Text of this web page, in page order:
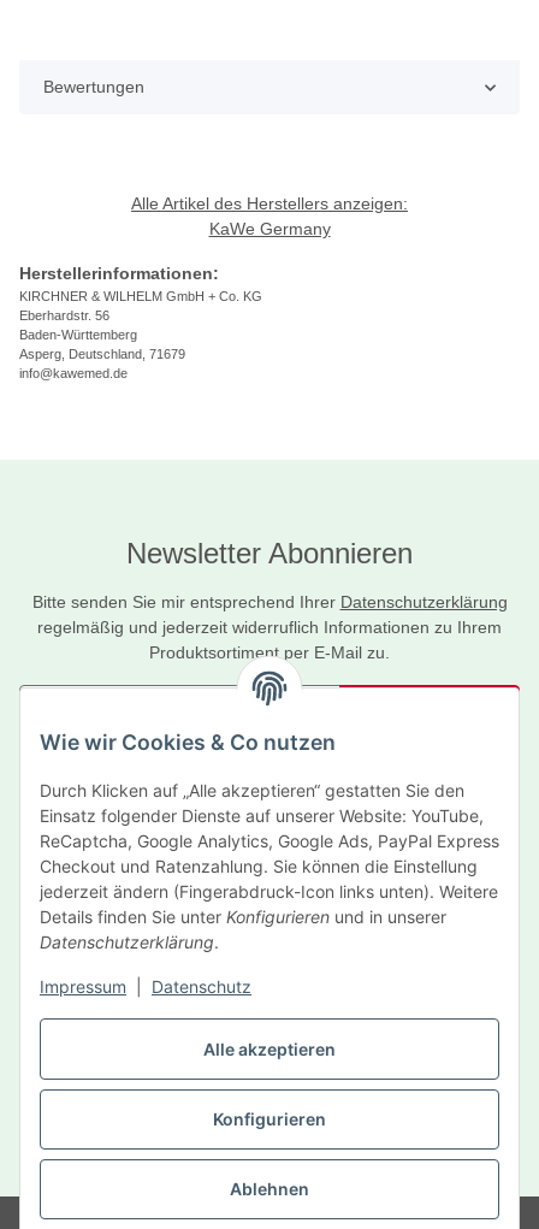
Alle akzeptieren
Konfigurieren
Ablehnen
Wie wir Cookies & Co nutzen
Durch Klicken auf „Alle akzeptieren“ gestatten Sie den
Einsatz folgender Dienste auf unserer Website: YouTube,
ReCaptcha, Google Analytics, Google Ads, PayPal Express
Checkout und Ratenzahlung. Sie können die Einstellung
jederzeit ändern (Fingerabdruck-Icon links unten). Weitere
Details finden Sie unter Konfigurieren und in unserer
Datenschutzerklärung.
Impressum Datenschutz
Bewertungen
Alle Artikel des Herstellers anzeigen:
KaWe Germany
Herstellerinformationen:
KIRCHNER & WILHELM GmbH + Co. KG
Eberhardstr. 56
Baden-Württemberg
Asperg, Deutschland, 71679
info@kawemed.de
Newsletter Abonnieren
Bitte senden Sie mir entsprechend Ihrer Datenschutzerklärung
regelmäßig und jederzeit widerruflich Informationen zu Ihrem
Produktsortiment per E-Mail zu.
Newsletter Abonnieren
Informationen
Gesetzliche Informationen
Hersteller
Vertrag widerrufen
* Alle Preise inkl. gesetzlicher USt., zzgl.Versand